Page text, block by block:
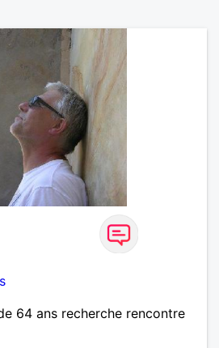
64 ans recherche rencontre